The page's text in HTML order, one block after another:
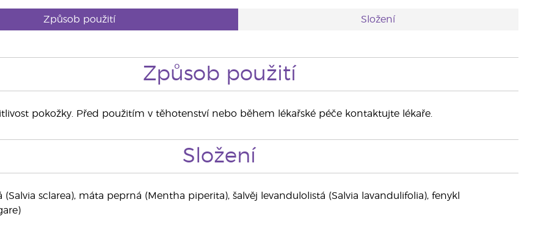
Způsob použití Složení
Způsob použití
pokožky. Před použitím v těhotenství nebo během lékařské péče kontaktujte lékaře.
Složení
(Salvia sclarea), máta peprná (Mentha piperita), šalvěj levandulolistá (Salvia lavandulifolia), fenykl